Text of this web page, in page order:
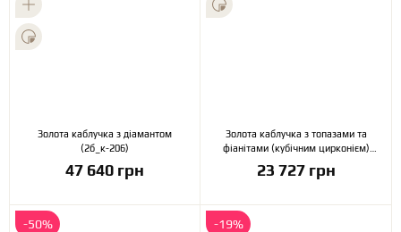
Золота каблучка з діамантом
(2б_к-206)
47 640 грн
Золота каблучка з топазами та
фіанітами (кубічним цирконієм)
23 727 грн
-50% -19%